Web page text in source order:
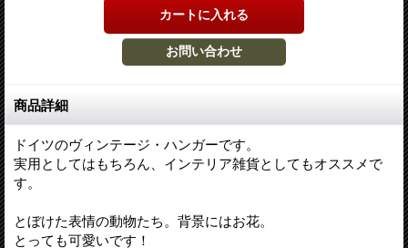
商品詳細
ドイツのヴィンテージ・ハンガーです。
実用としてはもちろん、インテリア雑貨としてもオススメで
す。
とぼけた表情の動物たち。背景にはお花。
とっても可愛いです！